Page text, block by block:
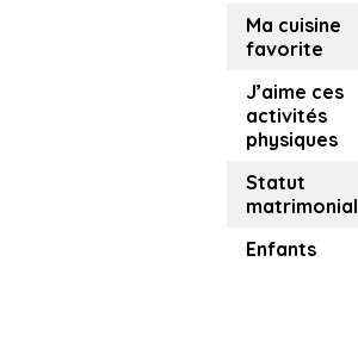
Ma cuisine
favorite
J’aime ces
activités
physiques
Statut
matrimonial
Enfants